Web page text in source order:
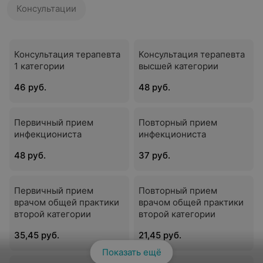
Консультации
Консультация терапевта
1 категории
46 руб.
Консультация терапевта
высшей категории
48 руб.
Первичный прием
инфекциониста
48 руб.
Повторный прием
инфекциониста
37 руб.
Первичный прием
врачом общей практики
второй категории
35,45 руб.
Повторный прием
врачом общей практики
второй категории
21,45 руб.
Показать ещё